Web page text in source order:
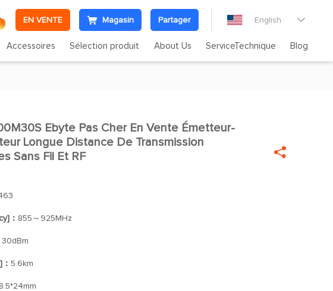
EN VENTE Magasin Partager English 
Accessoires Sélection produit About Us ServiceTechnique Blog

Ebyte Pas Cher En Vente Émetteur-
Longue Distance De Transmission
Sans Fil Et RF

： 855～925MHz
30dBm
5.6km